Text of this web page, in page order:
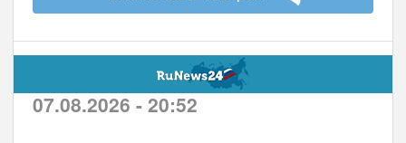
07.08.2026 - 20:52